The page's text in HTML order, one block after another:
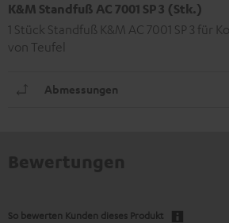
K&M Standfuß AC 7001 SP 3 (Stk.)
1 Stück Standfuß K&M AC 7001 SP 3 für
von Teufel
Abmessungen
So bewerten Kunden dieses Produkt